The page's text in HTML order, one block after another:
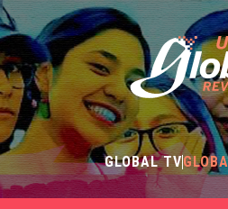
GLOBAL TV